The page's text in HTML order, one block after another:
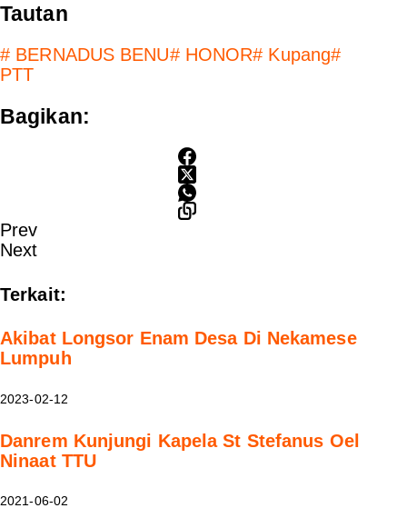
Tautan
# BERNADUS BENU#HONOR# Kupang#
PTT
Bagikan:
Prev
Next
Terkait:
Akibat Longsor Enam Desa Di Nekamese
Lumpuh
2023-02-12
Danrem Kunjungi Kapela St Stefanus Oel
Ninaat TTU
2021-06-02